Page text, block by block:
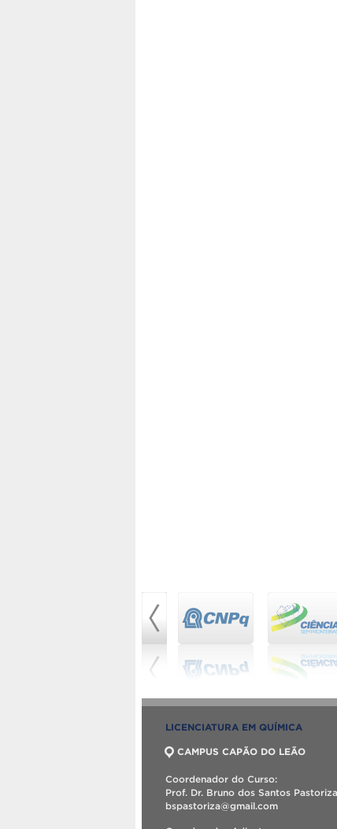
LICENCIATURA EM QUÍMICA
CAMPUS CAPÃO DO LEÃO
Coordenador do Curso:
Prof. Dr. Bruno dos Santos Pastoriza
bspastoriza@gmail.com